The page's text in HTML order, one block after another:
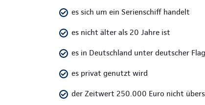
es sich um ein Serienschiff handelt
es nicht älter als 20 Jahre ist
es in Deutschland unter deutscher
es privat genutzt wird
der Zeitwert 250.000 Euro nicht